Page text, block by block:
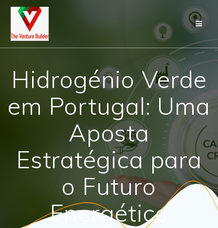
Hidrogénio Verde
em Portugal: Uma
Aposta
Estratégica para
o Futuro
Energético